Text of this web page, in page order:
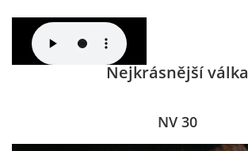
O NÁS
Nejkrásnější válka
NV 30